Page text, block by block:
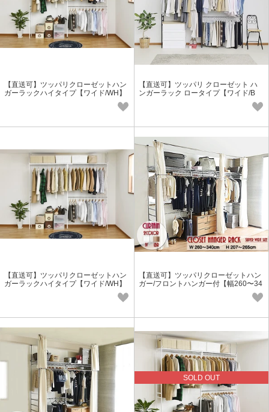
【直送可】ツッパリクローゼットハン
ガーラックハイタイプ【ワイド/WH】
【直送可】ツッパリ クローゼット ハ
ンガーラック ロータイプ【ワイド/B
【直送可】ツッパリクローゼットハン
ガーラックハイタイプ【ワイド/WH】
【直送可】ツッパリクローゼットハン
ガー/フロントハンガー付【幅260〜34
SOLD OUT